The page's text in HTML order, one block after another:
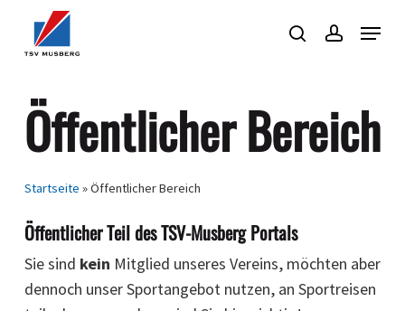
main
searchaccount
Menu
Öffentlicher Bereich
Startseite »Öffentlicher Bereich
Öffentlicher Teil des TSV-Musberg Portals
Sie sind kein Mitglied unseres Vereins, möchten aber
dennoch unser Sportangebot nutzen, an Sportreisen